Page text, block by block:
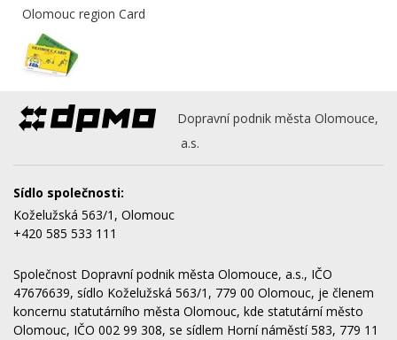
Olomouc region Card
Dopravní podnik města Olomouce,
a.s.
Sídlo společnosti:
Koželužská 563/1, Olomouc
+420 585 533 111
Společnost Dopravní podnik města Olomouce, a.s., IČO
47676639, sídlo Koželužská 563/1, 779 00 Olomouc, je členem
koncernu statutárního města Olomouc, kde statutární město
Olomouc, IČO 002 99 308, se sídlem Horní náměstí 583, 779 11